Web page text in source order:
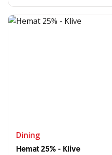
Dining
Hemat 25% - Klive